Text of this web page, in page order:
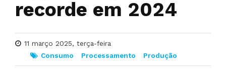
recorde em 2024
11 março 2025, terça-feira
Consumo
Processamento Produção